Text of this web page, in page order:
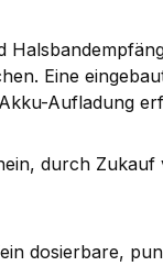
Eine
Aufladung
durch
dosierbare,